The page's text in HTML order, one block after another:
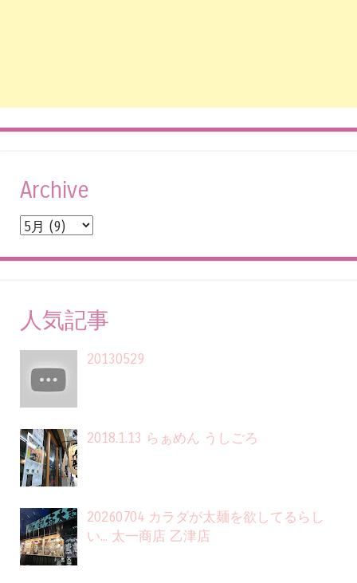
Archive
人気記事
20130529
2018.1.13 らぁめん うしごろ
20260704 カラダが太麺を欲してるらし
い... 太一商店 乙津店